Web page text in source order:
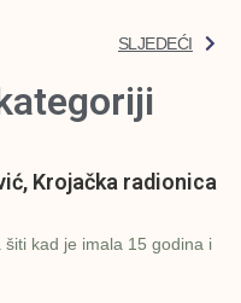
SLJEDEĆI
Krojačka radionica
šiti kad je imala 15 godina i